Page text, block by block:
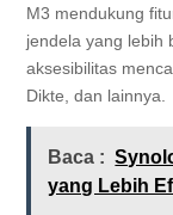
M3 mendukung
jendela yang lebih
aksesibilitas
Dikte, dan lainnya.
Baca :
yang Lebih